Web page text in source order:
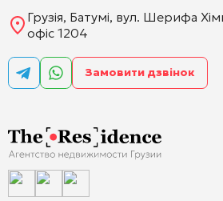
Грузія, Батумі, вул. Шерифа
офіс 1204
Замовити дзвінок